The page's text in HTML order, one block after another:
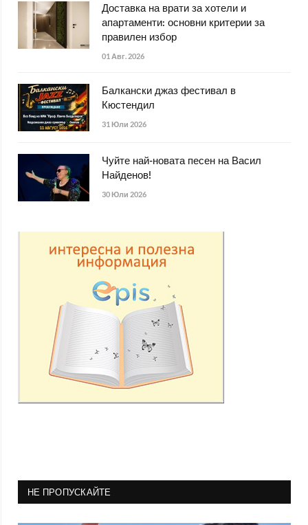
Доставка на врати за хотели и
апартаменти: основни критерии за
правилен избор
01 Авг. 2026
Балкански джаз фестивал в
Кюстендил
31 Юли 2026
Чуйте най-новата песен на Васил
Найденов!
30 Юли 2026
НЕ ПРОПУСКАЙТЕ